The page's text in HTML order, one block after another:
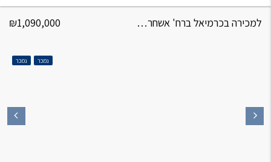
למכירה בכרמיאל ברח' אשחר דופלקס 4 חד' ₪1,090,000
נמכר נמכר